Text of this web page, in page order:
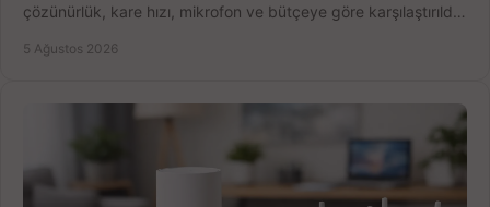
çözünürlük, kare hızı, mikrofon ve bütçeye göre karşılaştırıldı.
5 Ağustos 2026